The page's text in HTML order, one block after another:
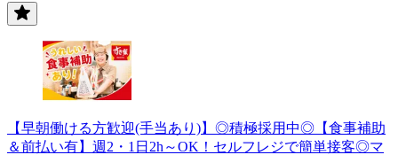
【早朝働ける方歓迎(手当あり)】◎積極採用中◎【食事補助
＆前払い有】週2・1日2h～OK！セルフレジで簡単接客◎マ